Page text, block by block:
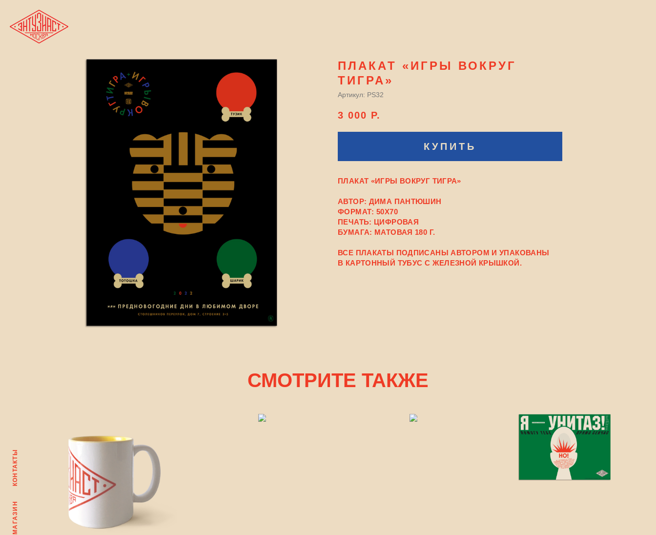
МАГАЗИН
КОНТАКТЫ
ПЛАКАТ «ИГРЫ ВОКРУГ
ТИГРА»
Артикул: PS32
3 000 Р.
КУПИТЬ
ПЛАКАТ «ИГРЫ ВОКРУГ ТИГРА»
АВТОР: ДИМА ПАНТЮШИН
ФОРМАТ: 50X70
ПЕЧАТЬ: ЦИФРОВАЯ
БУМАГА: МАТОВАЯ 180 Г.
ВСЕ ПЛАКАТЫ ПОДПИСАНЫ АВТОРОМ И УПАКОВАНЫ
В КАРТОННЫЙ ТУБУС С ЖЕЛЕЗНОЙ КРЫШКОЙ.
СМОТРИТЕ ТАКЖЕ